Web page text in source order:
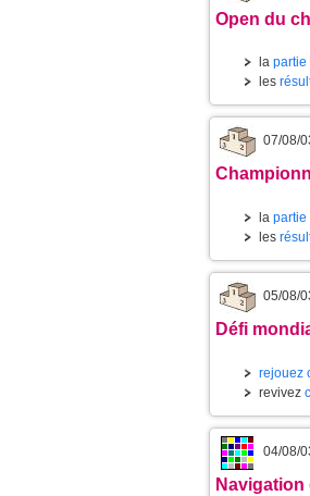
Open du
la partie
les
07/08/
la partie
les
05/08/
Défi
rejouez
revivez
04/08/